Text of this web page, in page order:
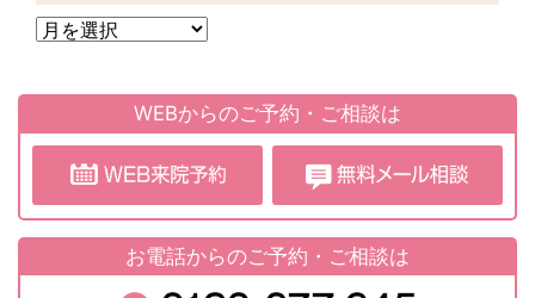
ア
ー
WEBからのご予約・ご相談は
お電話からのご予約・ご相談は